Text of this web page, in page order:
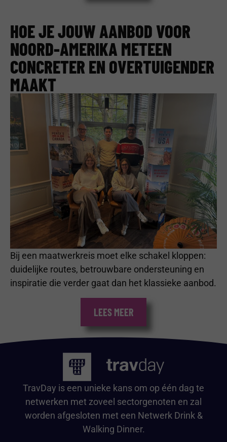
HOE JE JOUW AANBOD VOOR
NOORD-AMERIKA METEEN
CONCRETER EN OVERTUIGENDER
MAAKT
Bij een maatwerkreis moet elke schakel kloppen:
duidelijke routes, betrouwbare ondersteuning en
inspiratie die verder gaat dan het klassieke aanbod.
LEES MEER
TravDay is een unieke kans om op één dag te
netwerken met zoveel sectorgenoten en zal
worden afgesloten met een Netwerk Drink &
Walking Dinner.